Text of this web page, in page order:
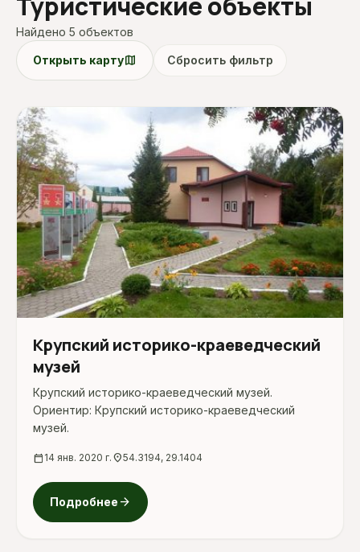
Найдено 5 объектов
Открыть картуmap Сбросить фильтр
Крупский историко-краеведческий
музей
Крупский историко-краеведческий музей.
Ориентир: Крупский историко-краеведческий
музей.
calendar_today 14 янв. 2020 г. location_on54.3194, 29.1404
Подробнее arrow_forward